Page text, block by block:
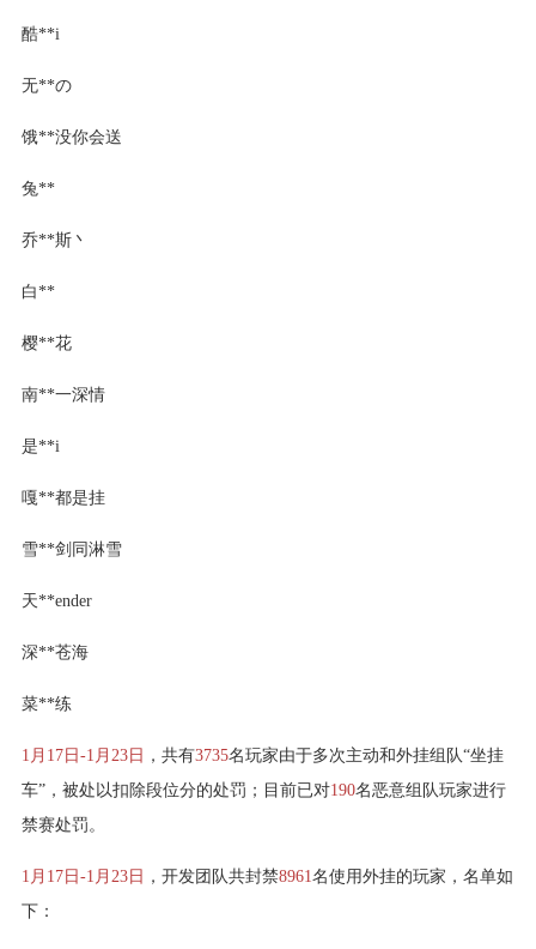
酷**i
无**の
饿**没你会送
兔**
乔**斯丶
白**
樱**花
南**一深情
是**i
嘎**都是挂
雪**剑同淋雪
天**ender
深**苍海
菜**练
1月17日-1月23日 ，共有3735名玩家由于多次主动和外挂组队“坐挂
车”，被处以扣除段位分的处罚；目前已对190名恶意组队玩家进行
禁赛处罚。
1月17日-1月23日 ，开发团队共封禁8961名使用外挂的玩家，名单如
下：